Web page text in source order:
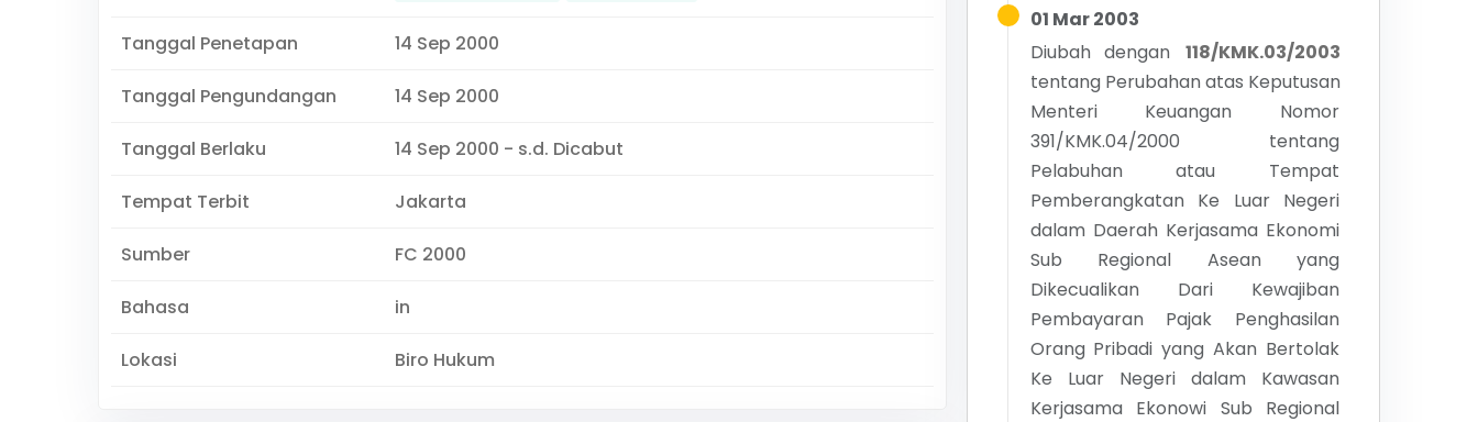
Tanggal Penetapan 14 Sep 2000
Tanggal Pengundangan 14 Sep 2000
Tanggal Berlaku 14 Sep 2000 - s.d. Dicabut
Tempat Terbit Jakarta
Sumber FC 2000
Bahasa in
Lokasi Biro Hukum
01 Mar 2003
Diubah dengan
118/KMK.03/2003
tentang Perubahan atas Keputusan
Menteri Keuangan Nomor
391/KMK.04/2000 tentang
Pelabuhan atau Tempat
Pemberangkatan Ke Luar Negeri
dalam Daerah Kerjasama Ekonomi
Sub Regional Asean yang
Dikecualikan Dari Kewajiban
Pembayaran Pajak Penghasilan
Orang Pribadi yang Akan Bertolak
Ke Luar Negeri dalam Kawasan
Kerjasama Ekonowi Sub Regional